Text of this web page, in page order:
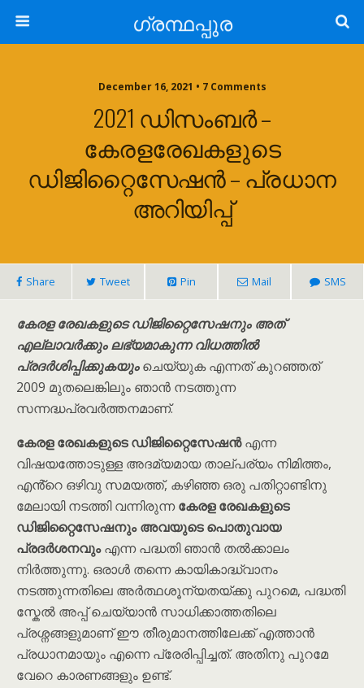
ഗ്രന്ഥപ്പുര
December 16, 2021 • 7 Comments
2021 ഡിസംബർ –
കേരളരേഖകളുടെ
ഡിജിറ്റൈസേഷൻ – പ്രധാന
അറിയിപ്പ്
Share Tweet Pin Mail SMS
കേരള രേഖകളുടെ ഡിജിറ്റൈസേഷനും അത്
എല്ലാവർക്കും ലഭ്യമാകുന്ന വിധത്തിൽ
പ്രദർശിപ്പിക്കുകയുംചെയ്യുക എന്നത് കുറഞ്ഞത്
2009 മുതലെങ്കിലും ഞാൻ നടത്തുന്ന
സന്നദ്ധപ്രവർത്തനമാണ്.
കേരള രേഖകളുടെ ഡിജിറ്റൈസേഷൻഎന്ന
വിഷയത്തോടുള്ള അദമ്യമായ താല്പര്യം നിമിത്തം,
എൻ്റെ ഒഴിവു സമയത്ത്, കഴിഞ്ഞ ഒരു പതിറ്റാണ്ടിനു
മേലായി നടത്തി വന്നിരുന്നകേരള രേഖകളുടെ
ഡിജിറ്റൈസേഷനും അവയുടെ പൊതുവായ
പ്രദർശനവുംഎന്ന പദ്ധതി ഞാൻ തൽക്കാലം
നിർത്തുന്നു. ഒരാൾ തന്നെ കായികാദ്ധ്വാനം
നടത്തുന്നതിലെ അർത്ഥശൂന്യതയ്ക്കു പുറമെ, പദ്ധതി
സ്കേൽ അപ്പ് ചെയ്യാൻ സാധിക്കാത്തതിലെ
പ്രശ്നങ്ങളുമാണ് ഈ തീരുമാനത്തിലേക്ക് എത്താൻ
പ്രധാനമായും എന്നെ പ്രേരിപ്പിച്ചത്. അതിനു പുറമേ
വേറെ കാരണങ്ങളും ഉണ്ട്.